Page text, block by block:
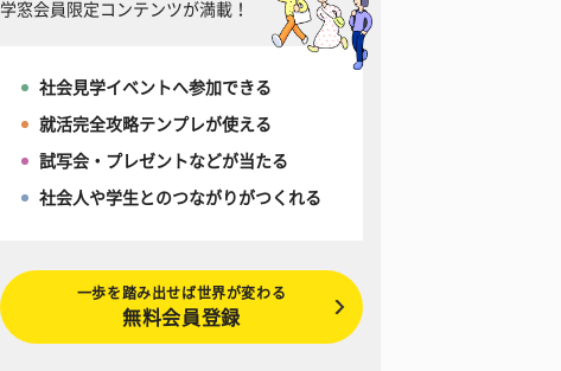
学窓会員限定コンテンツが満載！
社会見学イベントへ参加できる
就活完全攻略テンプレが使える
試写会・プレゼントなどが当たる
社会人や学生とのつながりがつくれる
一歩を踏み出せば世界が変わる
無料会員登録